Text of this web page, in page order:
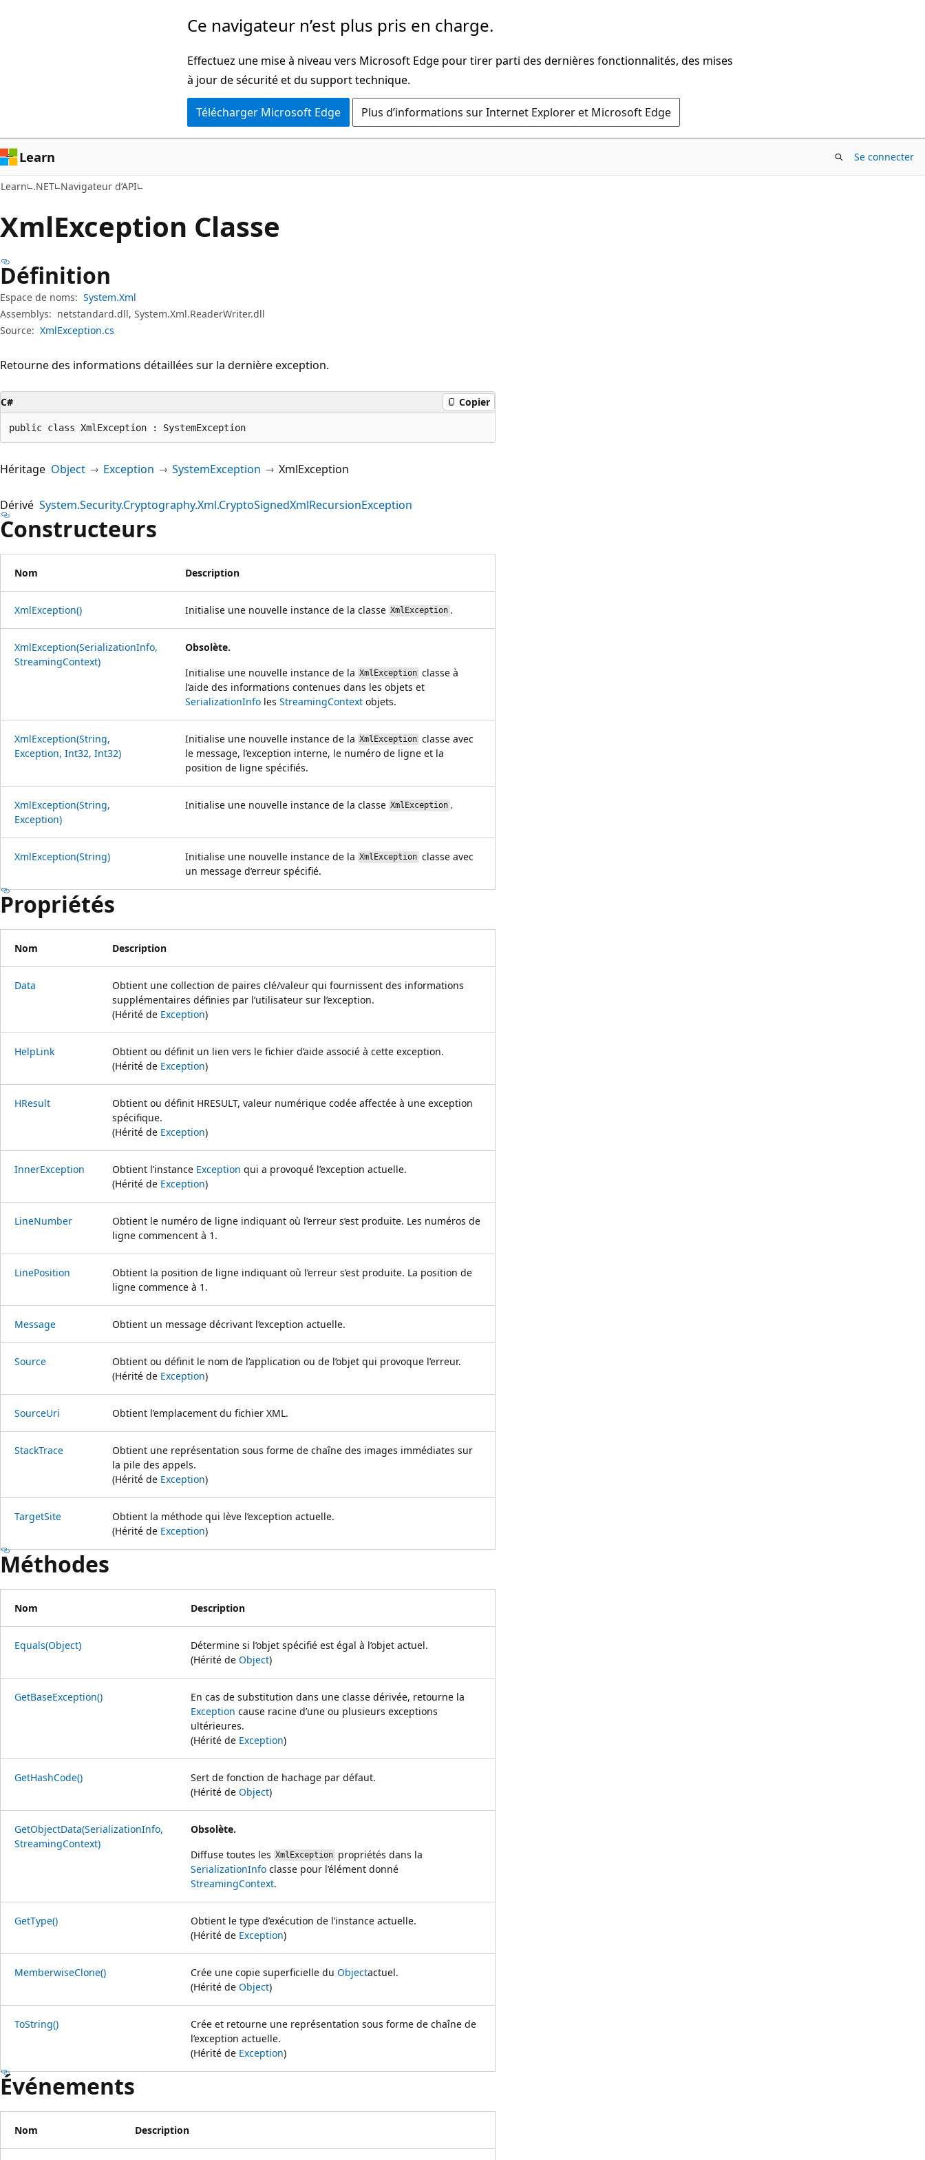
page
Ce navigateur n’est plus pris en charge.
Effectuez une mise à niveau vers Microsoft Edge pour tirer parti des dernières fonctionnalités, des mises
à jour de sécurité et du support technique.
Télécharger Microsoft Edge Plus d’informations sur Internet Explorer et Microsoft Edge
Learn Se connecter
Learn .NET Navigateur d’API
XmlException Classe
Définition
Espace de noms: System.Xml
Assemblys: netstandard.dll, System.Xml.ReaderWriter.dll
Source: XmlException.cs
Retourne des informations détaillées sur la dernière exception.
C# Copier
public class XmlException : SystemException
Héritage Object Exception SystemException XmlException
Dérivé System.Security.Cryptography.Xml.CryptoSignedXmlRecursionException
Constructeurs
Nom Description
XmlException() Initialise une nouvelle instance de la classe XmlException .
XmlException(SerializationInfo,
StreamingContext)
Obsolète.
Initialise une nouvelle instance de la XmlException classe à
l’aide des informations contenues dans les objets et
SerializationInfo les StreamingContext objets.
XmlException(String,
Exception, Int32, Int32)
Initialise une nouvelle instance de la XmlException classe avec
le message, l’exception interne, le numéro de ligne et la
position de ligne spécifiés.
XmlException(String,
Exception)
Initialise une nouvelle instance de la classe XmlException .
XmlException(String) Initialise une nouvelle instance de la XmlException classe avec
un message d’erreur spécifié.
Propriétés
Nom Description
Data
Obtient une collection de paires clé/valeur qui fournissent des informations
supplémentaires définies par l’utilisateur sur l’exception.
(Hérité de Exception)
HelpLink
Obtient ou définit un lien vers le fichier d’aide associé à cette exception.
(Hérité de Exception)
HResult
Obtient ou définit HRESULT, valeur numérique codée affectée à une exception
spécifique.
(Hérité de Exception)
InnerException Obtient l’instance Exception qui a provoqué l’exception actuelle.
(Hérité de Exception)
LineNumber
Obtient le numéro de ligne indiquant où l’erreur s’est produite. Les numéros de
ligne commencent à 1.
LinePosition
Obtient la position de ligne indiquant où l’erreur s’est produite. La position de
ligne commence à 1.
Message Obtient un message décrivant l’exception actuelle.
Source
Obtient ou définit le nom de l’application ou de l’objet qui provoque l’erreur.
(Hérité de Exception)
SourceUri Obtient l’emplacement du fichier XML.
StackTrace
Obtient une représentation sous forme de chaîne des images immédiates sur
la pile des appels.
(Hérité de Exception)
TargetSite
Obtient la méthode qui lève l’exception actuelle.
(Hérité de Exception)
Méthodes
Nom Description
Equals(Object)
Détermine si l’objet spécifié est égal à l’objet actuel.
(Hérité de Object)
GetBaseException()
En cas de substitution dans une classe dérivée, retourne la
Exception cause racine d’une ou plusieurs exceptions
ultérieures.
(Hérité de Exception)
GetHashCode()
Sert de fonction de hachage par défaut.
(Hérité de Object)
GetObjectData(SerializationInfo,
StreamingContext)
Obsolète.
Diffuse toutes les XmlException propriétés dans la
SerializationInfo classe pour l’élément donné
StreamingContext.
GetType()
Obtient le type d’exécution de l’instance actuelle.
(Hérité de Exception)
MemberwiseClone() Crée une copie superficielle du Objectactuel.
(Hérité de Object)
ToString()
Crée et retourne une représentation sous forme de chaîne de
l’exception actuelle.
(Hérité de Exception)
Événements
Nom Description